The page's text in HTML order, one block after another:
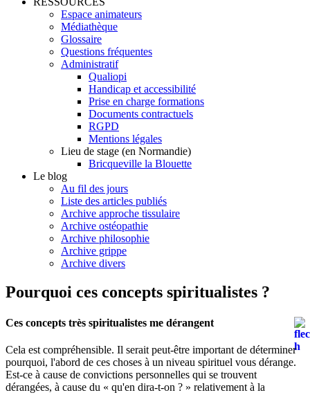
Espace animateurs
Médiathèque
Glossaire
Questions fréquentes
Administratif
Qualiopi
Handicap et accessibilité
Prise en charge formations
Documents contractuels
RGPD
Mentions légales
Lieu de stage (en Normandie)
Bricqueville la Blouette
Le blog
Au fil des jours
Liste des articles publiés
Archive approche tissulaire
Archive ostéopathie
Archive philosophie
Archive grippe
Archive divers
Pourquoi ces concepts spiritualistes ?
Ces concepts très spiritualistes me dérangent
Cela est compréhensible. Il serait peut-être important de déterminer
pourquoi, l'abord de ces choses à un niveau spirituel vous dérange.
Est-ce à cause de convictions personnelles qui se trouvent
dérangées, à cause du « qu'en dira-t-on ? » relativement à la